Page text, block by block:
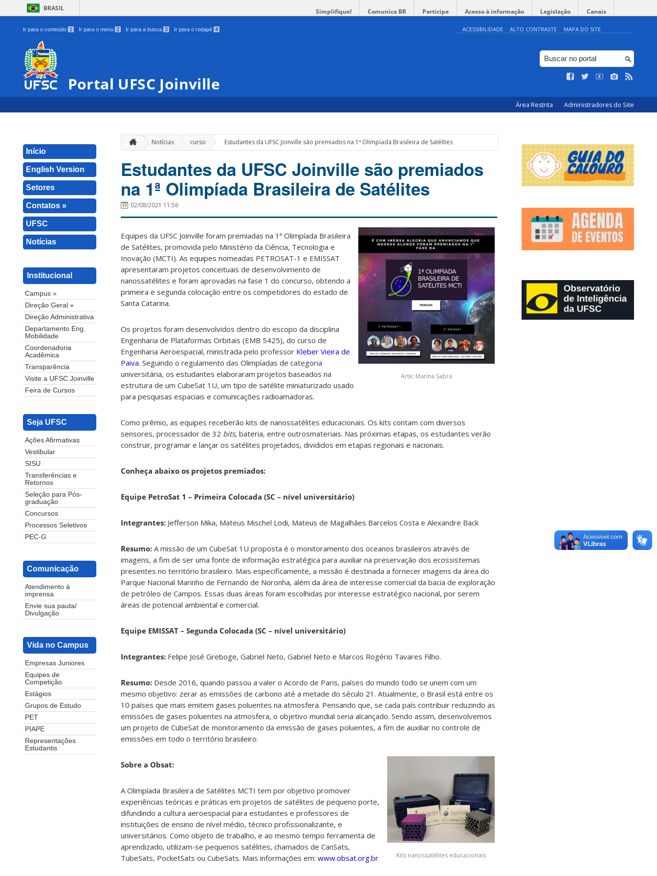
BRASIL Simplifique! Comunica BR Participe Acesso à informação Legislação Canais
Ir para o conteúdo 1 Ir para o menu 2 Ir para a busca 3 Ir para o rodapé 4 ACESSIBILIDADE ALTO CONTRASTE MAPA DO SITE
Portal UFSC Joinville
Área Restrita Administradores do Site
Início
English Version
Setores
Contatos »
UFSC
Notícias
Institucional
Campus »
Direção Geral »
Direção Administrativa
Departamento Eng.
Mobilidade
Coordenadoria
Acadêmica
Transparência
Visite a UFSC Joinville
Feira de Cursos
Seja UFSC
Ações Afirmativas
Vestibular
SISU
Transferências e
Retornos
Seleção para Pós-
graduação
Concursos
Processos Seletivos
PEC-G
Comunicação
Atendimento à
imprensa
Envie sua pauta/
Divulgação
Vida no Campus
Empresas Juniores
Equipes de
Competição
Estágios
Grupos de Estudo
PET
PIAPE
Representações
Estudantis
Notícias curso » Estudantes da UFSC Joinville são premiados na 1ª Olimpíada Brasileira de Satélites
Estudantes da UFSC Joinville são premiados
na 1ª Olimpíada Brasileira de Satélites
02/08/2021 11:56
Arte: Marina Sabra
Equipes da UFSC Joinville foram premiadas na 1ª Olimpíada Brasileira
de Satélites, promovida pelo Ministério da Ciência, Tecnologia e
Inovação (MCTI). As equipes nomeadas PETROSAT-1 e EMISSAT
apresentaram projetos conceituais de desenvolvimento de
nanossatélites e foram aprovadas na fase 1 do concurso, obtendo a
primeira e segunda colocação entre os competidores do estado de
Santa Catarina.
Os projetos foram desenvolvidos dentro do escopo da disciplina
Engenharia de Plataformas Orbitais (EMB 5425), do curso de
Engenharia Aeroespacial, ministrada pelo professor Kleber Vieira de
Paiva. Seguindo o regulamento das Olimpíadas de categoria
universitária, os estudantes elaboraram projetos baseados na
estrutura de um CubeSat 1U, um tipo de satélite miniaturizado usado
para pesquisas espaciais e comunicações radioamadoras.
Como prêmio, as equipes receberão kits de nanossatélites educacionais. Os kits contam com diversos
sensores, processador de 32 bits, bateria, entre outrosmateriais. Nas próximas etapas, os estudantes verão
construir, programar e lançar os satélites projetados, divididos em etapas regionais e nacionais.
Conheça abaixo os projetos premiados:
Equipe PetroSat 1 – Primeira Colocada (SC – nível universitário)
Integrantes: Jefferson Mika, Mateus Mischel Lodi, Mateus de Magalhães Barcelos Costa e Alexandre Back
Resumo: A missão de um CubeSat 1U proposta é o monitoramento dos oceanos brasileiros através de
imagens, a fim de ser uma fonte de informação estratégica para auxiliar na preservação dos ecossistemas
presentes no território brasileiro. Mais especificamente, a missão é destinada a fornecer imagens da área do
Parque Nacional Marinho de Fernando de Noronha, além da área de interesse comercial da bacia de exploração
de petróleo de Campos. Essas duas áreas foram escolhidas por interesse estratégico nacional, por serem
áreas de potencial ambiental e comercial.
Equipe EMISSAT – Segunda Colocada (SC – nível universitário)
Integrantes: Felipe José Greboge, Gabriel Neto, Gabriel Neto e Marcos Rogério Tavares Filho.
Resumo: Desde 2016, quando passou a valer o Acordo de Paris, países do mundo todo se unem com um
mesmo objetivo: zerar as emissões de carbono até a metade do século 21. Atualmente, o Brasil está entre os
10 países que mais emitem gases poluentes na atmosfera. Pensando que, se cada país contribuir reduzindo as
emissões de gases poluentes na atmosfera, o objetivo mundial seria alcançado. Sendo assim, desenvolvemos
um projeto de CubeSat de monitoramento da emissão de gases poluentes, a fim de auxiliar no controle de
emissões em todo o território brasileiro.
Kits nanossatélites educacionais
Sobre a Obsat:
A Olimpíada Brasileira de Satélites MCTI tem por objetivo promover
experiências teóricas e práticas em projetos de satélites de pequeno porte,
difundindo a cultura aeroespacial para estudantes e professores de
instituições de ensino de nível médio, técnico profissionalizante, e
universitários. Como objeto de trabalho, e ao mesmo tempo ferramenta de
aprendizado, utilizam-se pequenos satélites, chamados de CanSats,
TubeSats, PocketSats ou CubeSats. Mais informações em: www.obsat.org.br